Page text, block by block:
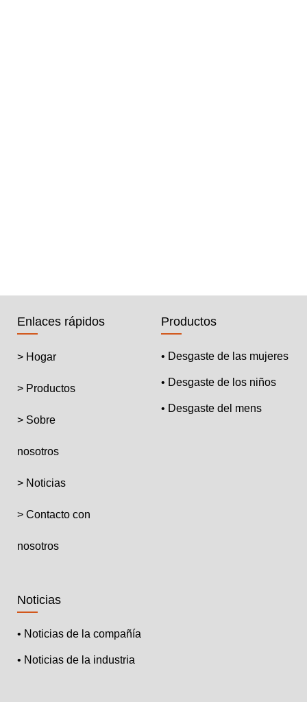
Enlaces rápidos
> Hogar
> Productos
> Sobre
nosotros
> Noticias
> Contacto con
nosotros
Productos
• Desgaste de las mujeres
• Desgaste de los niños
• Desgaste del mens
Noticias
• Noticias de la compañía
• Noticias de la industria